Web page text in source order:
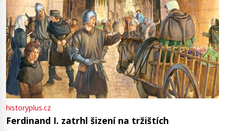
historyplus.cz
Ferdinand I. zatrhl šizení na tržištích